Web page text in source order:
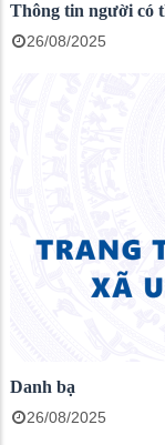
Thông tin người có
26/08/2025
Danh bạ
26/08/2025